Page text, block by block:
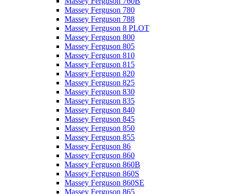
Massey Ferguson 780
Massey Ferguson 788
Massey Ferguson 8 PLOT
Massey Ferguson 800
Massey Ferguson 805
Massey Ferguson 810
Massey Ferguson 815
Massey Ferguson 820
Massey Ferguson 825
Massey Ferguson 830
Massey Ferguson 835
Massey Ferguson 840
Massey Ferguson 845
Massey Ferguson 850
Massey Ferguson 855
Massey Ferguson 86
Massey Ferguson 860
Massey Ferguson 860B
Massey Ferguson 860S
Massey Ferguson 860SE
Massey Ferguson 865